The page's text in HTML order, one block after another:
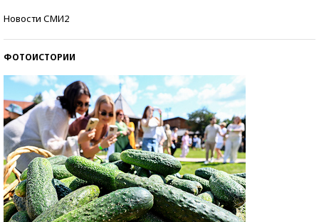
Новости СМИ2
ФОТОИСТОРИИ